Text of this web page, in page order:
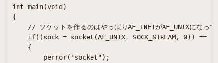
int main(void )
{
if( (sock = socket (AF_UNIX, SOCK_STREAM, 0) ) ==
{
perror( "socket") ;